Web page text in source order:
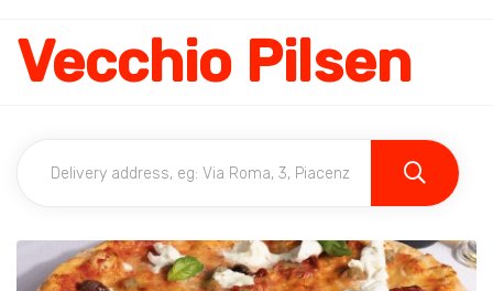
Vecchio Pilsen